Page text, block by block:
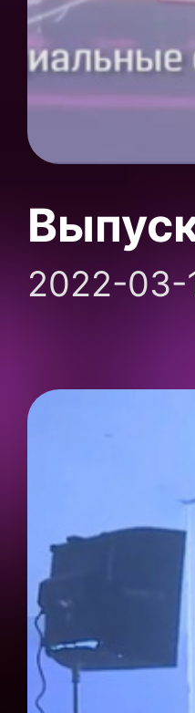
2022-03-